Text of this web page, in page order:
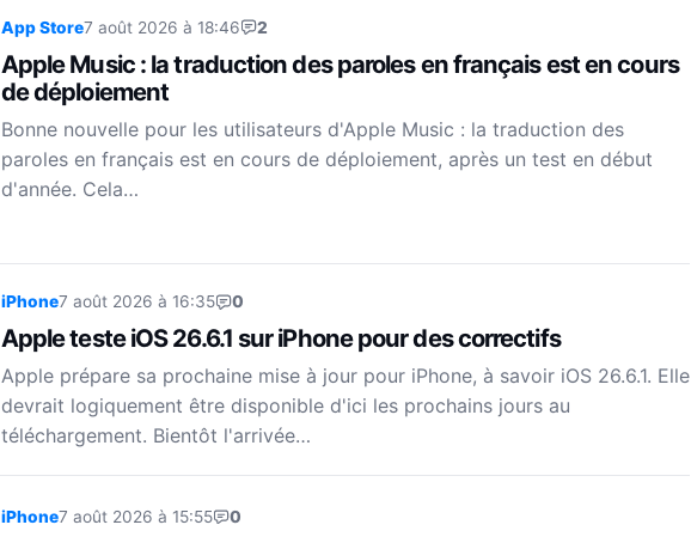
App Store7 août 2026 à 18:46 2
Apple Music : la traduction des paroles en français est en cours
de déploiement
Bonne nouvelle pour les utilisateurs d'Apple Music : la traduction des
paroles en français est en cours de déploiement, après un test en début
d'année. Cela…
iPhone7 août 2026 à 16:35 0
Apple teste iOS 26.6.1 sur iPhone pour des correctifs
Apple prépare sa prochaine mise à jour pour iPhone, à savoir iOS 26.6.1. Elle
devrait logiquement être disponible d'ici les prochains jours au
téléchargement. Bientôt l'arrivée…
iPhone7 août 2026 à 15:55 0